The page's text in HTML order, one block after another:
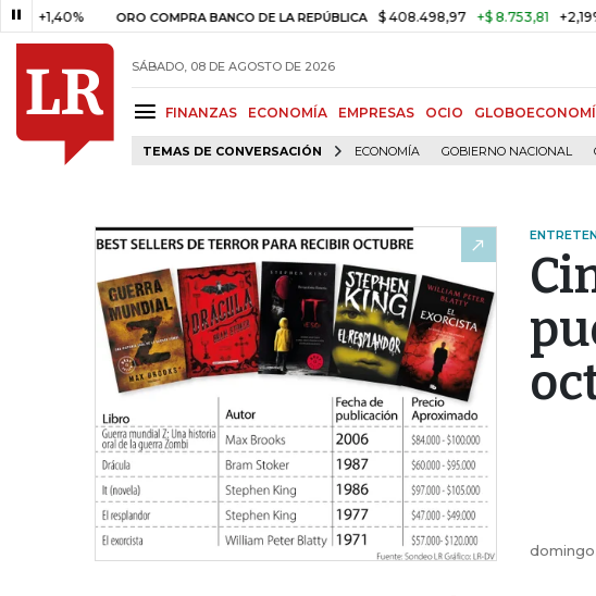
ORO COMPRA BANCO DE LA REPÚBLICA $ 408.498,97 +$ 8.753,81 +2,19%
SÁBADO, 08 DE AGOSTO DE 2026
FINANZAS ECONOMÍA EMPRESAS OCIO
TEMAS DE CONVERSACIÓN ECONOMÍA GOBIERNO NACIONAL